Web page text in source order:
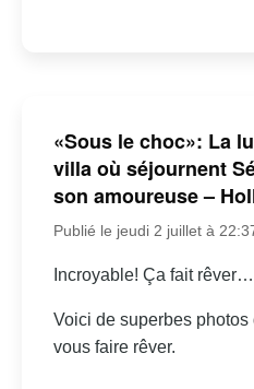
«Sous le choc»: La
villa où séjournent
son amoureuse –
Publié le jeudi 2 juillet à
Incroyable! Ça fait rêver…
Voici de superbes photos
vous faire rêver.